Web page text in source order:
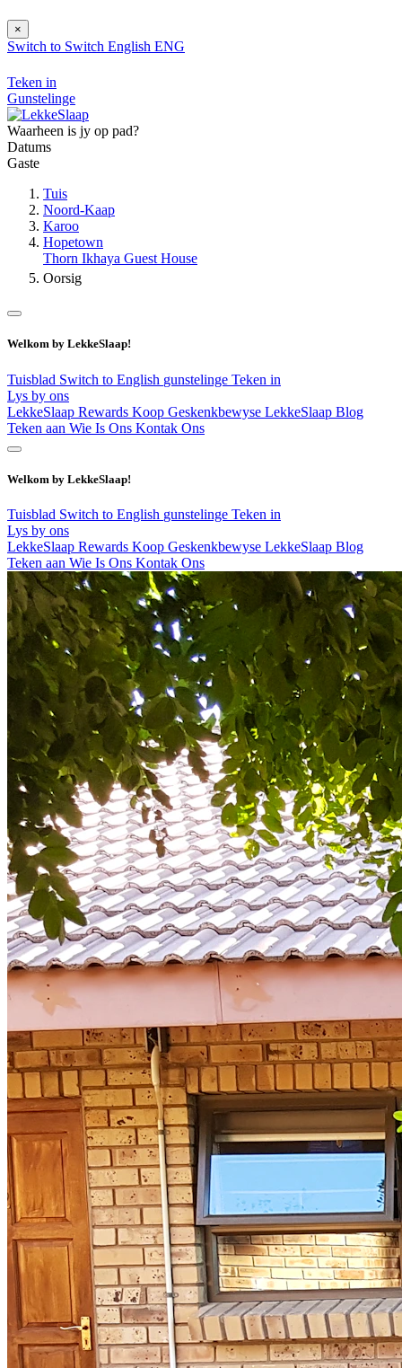
×
Switch to Switch English ENG
Teken in
Gunstelinge
Waarheen is jy op pad?
Datums
Gaste
Tuis
Noord-Kaap
Karoo
Hopetown
Thorn Ikhaya Guest House
Oorsig
Welkom by LekkeSlaap!
Tuisblad Switch to English gunstelinge Teken in
Lys by ons
LekkeSlaap Rewards Koop Geskenkbewyse LekkeSlaap Blog
Teken aan Wie Is Ons Kontak Ons
Welkom by LekkeSlaap!
Tuisblad Switch to English gunstelinge Teken in
Lys by ons
LekkeSlaap Rewards Koop Geskenkbewyse LekkeSlaap Blog
Teken aan Wie Is Ons Kontak Ons